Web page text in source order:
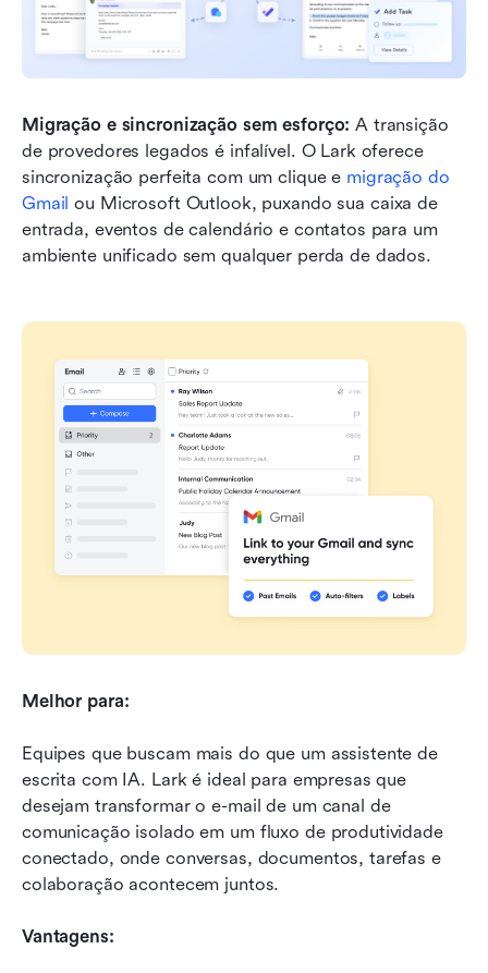
Migração e sincronização sem esforço: A transição
de provedores legados é infalível. O Lark oferece
sincronização perfeita com um clique e migração do
Gmail ou Microsoft Outlook, puxando sua caixa de
entrada, eventos de calendário e contatos para um
ambiente unificado sem qualquer perda de dados.
Melhor para:
Equipes que buscam mais do que um assistente de
escrita com IA. Lark é ideal para empresas que
desejam transformar o e-mail de um canal de
comunicação isolado em um fluxo de produtividade
conectado, onde conversas, documentos, tarefas e
colaboração acontecem juntos.
Vantagens: